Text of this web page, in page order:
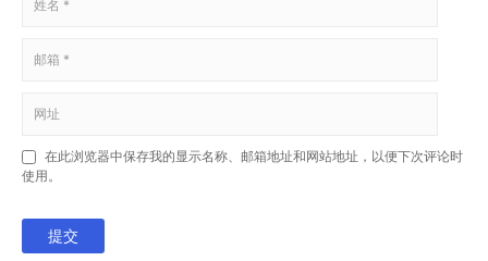
在此浏览器中保存我的显示名称、邮箱地址和网站地址，以便下次评论时
使用。
提交